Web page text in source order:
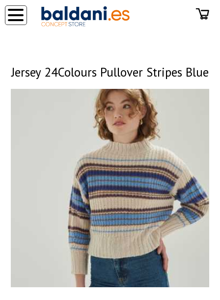
Jersey 24Colours Pullover Stripes Blue